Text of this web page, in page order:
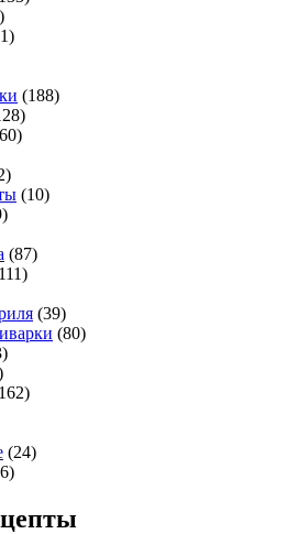
(188)
(10)
(87)
(39)
(80)
(24)